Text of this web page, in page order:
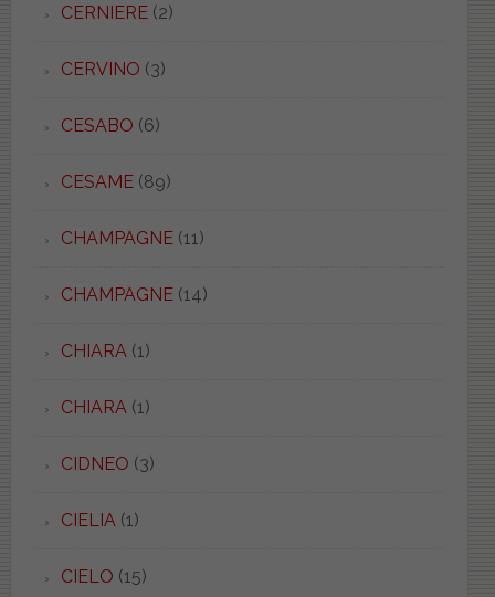
CERNIERE(2)
CERVINO (3)
CESABO (6)
CESAME(89)
CHAMPAGNE(11)
CHAMPAGNE(14)
CHIARA (1)
CHIARA (1)
CIDNEO (3)
CIELIA (1)
CIELO (15)